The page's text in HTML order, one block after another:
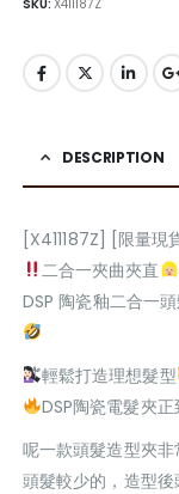
SKU:X411187Z
DESCRIPTION
[X411187Z] [限量現
二合一夾曲夾直
DSP 陶瓷釉二合一
輕鬆打造理想髮型
DSP陶瓷電髮夾正
呢一款頭髮造型夾
頭髮較少的，造型